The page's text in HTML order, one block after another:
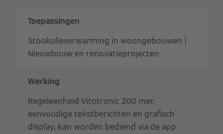
Toepassingen
Stookolieverwarming in woongebouwen |
Nieuwbouw en renovatieprojecten
Werking
Regeleenheid Vitotronic 200 met
eenvoudige tekstberichten en grafisch
display; kan worden bediend via de app